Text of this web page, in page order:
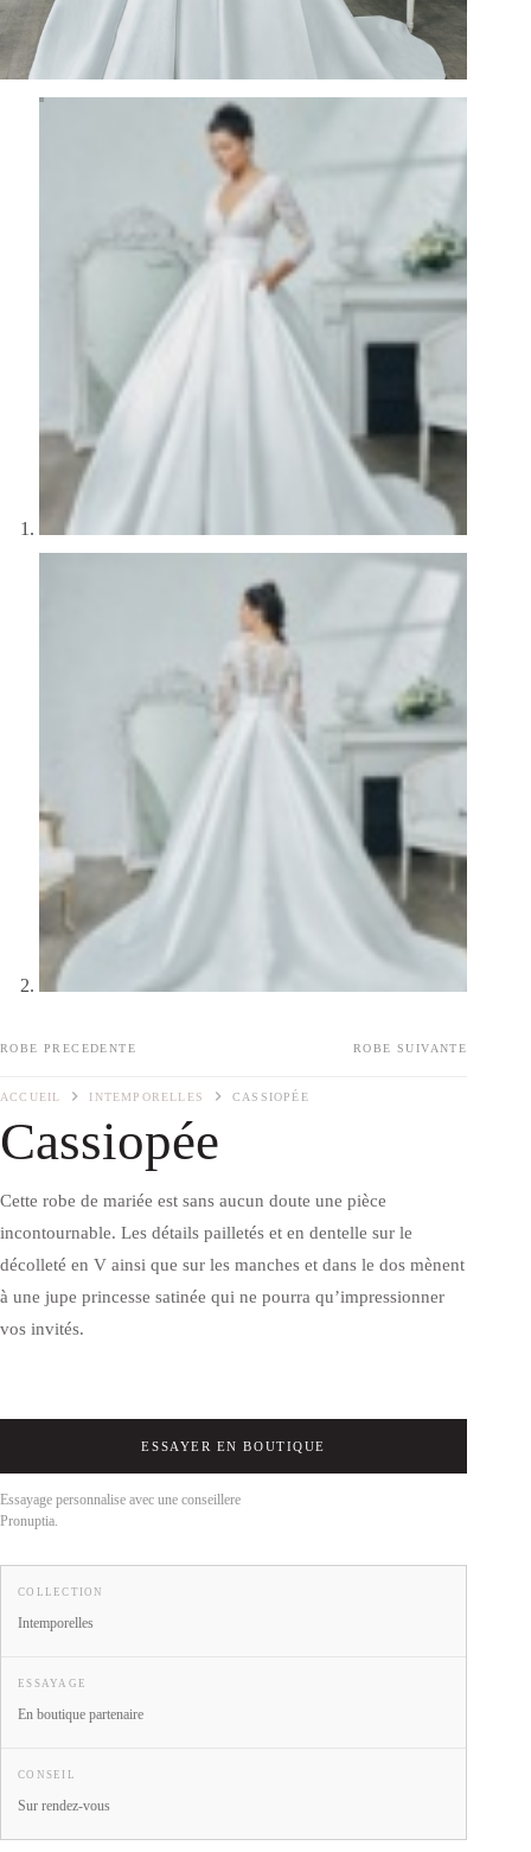
ROBE PRECEDENTE ROBE SUIVANTE
ACCUEIL INTEMPORELLES CASSIOPÉE
Cassiopée
Cette robe de mariée est sans aucun doute une pièce
incontournable. Les détails pailletés et en dentelle sur le
décolleté en V ainsi que sur les manches et dans le dos mènent
à une jupe princesse satinée qui ne pourra qu’impressionner
vos invités.
ESSAYER EN BOUTIQUE
Essayage personnalise avec une conseillere
Pronuptia.
COLLECTION
Intemporelles
ESSAYAGE
En boutique partenaire
CONSEIL
Sur rendez-vous